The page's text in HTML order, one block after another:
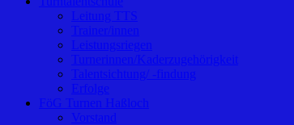
Leitung TTS
Trainer/innen
Leistungsriegen
Turnerinnen/Kaderzugehörigkeit
Talentsichtung/ -findung
Erfolge
FöG Turnen Haßloch
Vorstand